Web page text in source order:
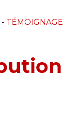
- TÉMOIGNAGE